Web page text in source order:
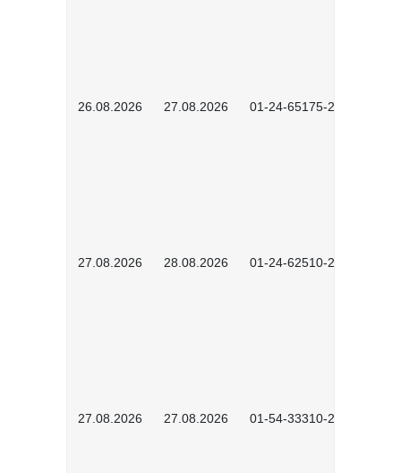
26.08.2026 27.08.2026 01-24-65175-2601
27.08.2026 28.08.2026 01-24-62510-2502
27.08.2026 27.08.2026 01-54-33310-2608